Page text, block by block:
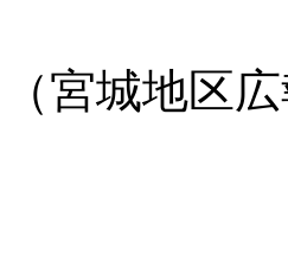
（宮城地区